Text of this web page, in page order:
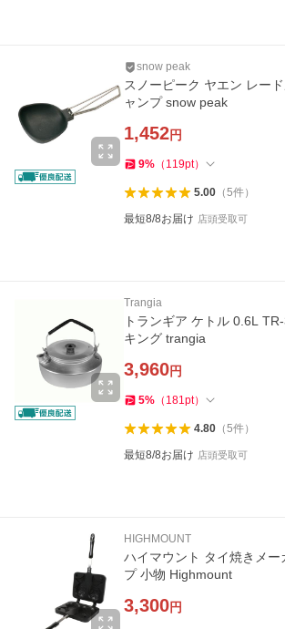
snow peak
スノーピーク ヤエン レー
ャンプ snow peak
1,452円
9% （ 119pt）
5.00（5件）
最短8/8お届け 店頭受取可
Trangia
トランギア ケトル 0.6L
キング trangia
3,960円
5% （ 181pt）
4.80（5件）
最短8/8お届け 店頭受取可
HIGHMOUNT
ハイマウント タイ焼きメ
プ 小物 Highmount
3,300円